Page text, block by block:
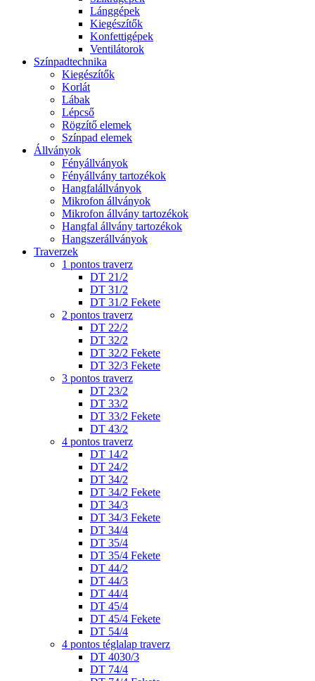
Lánggépek
Kiegészítők
Konfettigépek
Ventilátorok
Színpadtechnika
Kiegészítők
Korlát
Lábak
Lépcső
Rögzítő elemek
Színpad elemek
Állványok
Fényállványok
Fényállvány tartozékok
Hangfalállványok
Mikrofon állványok
Mikrofon állvány tartozékok
Hangfal állvány tartozékok
Hangszerállványok
Traverzek
1 pontos traverz
DT 21/2
DT 31/2
DT 31/2 Fekete
2 pontos traverz
DT 22/2
DT 32/2
DT 32/2 Fekete
DT 32/3 Fekete
3 pontos traverz
DT 23/2
DT 33/2
DT 33/2 Fekete
DT 43/2
4 pontos traverz
DT 14/2
DT 24/2
DT 34/2
DT 34/2 Fekete
DT 34/3
DT 34/3 Fekete
DT 34/4
DT 35/4
DT 35/4 Fekete
DT 44/2
DT 44/3
DT 44/4
DT 45/4
DT 45/4 Fekete
DT 54/4
4 pontos téglalap traverz
DT 4030/3
DT 74/4